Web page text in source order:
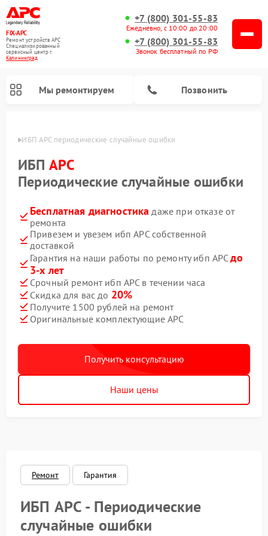
FIX-APC
Ремонт устройств APC
Специализированный
cервисный центр г.
Калининград
+7 (800) 301-55-83
Ежедневно, с 10:00 до 20:00
+7 (800) 301-55-83
Звонок бесплатный по РФ
Мы ремонтируем Позвонить
ИБП APC периодические случайные ошибки
ИБП APC
Периодические случайные ошибки
Бесплатная диагностика даже при отказе от
ремонта
Привезем и увезем ибп APC собственной
доставкой
Гарантия на наши работы по ремонту ибп APCдо
3-х лет
Срочный ремонт ибп APC в течении часа
Скидка для вас до 20%
Получите 1500 рублей на ремонт
Оригинальные комплектующие APC
Получить консультацию
Наши цены
Ремонт Гарантия
ИБП APC - Периодические
случайные ошибки